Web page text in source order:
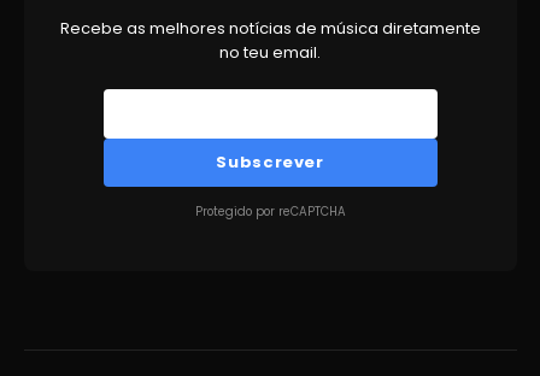
Recebe as melhores notícias de música diretamente
no teu email.
Subscrever
Protegido por reCAPTCHA